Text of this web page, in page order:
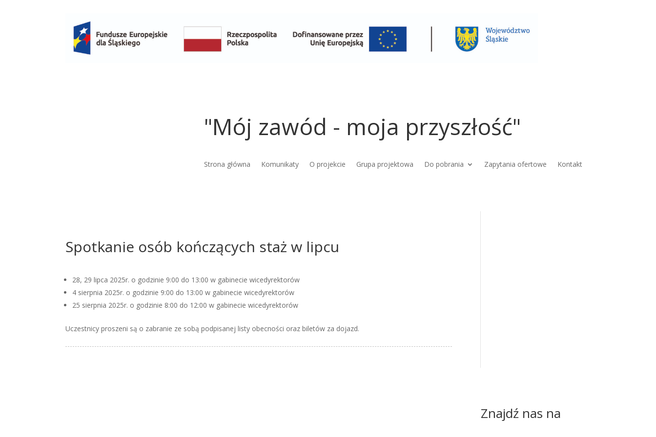
"Mój zawód - moja przyszłość"
Strona główna Komunikaty O projekcie Grupa projektowa Do pobrania Zapytania ofertowe Kontakt
Spotkanie osób kończących staż w lipcu
28, 29 lipca 2025r. o godzinie 9:00 do 13:00 w gabinecie wicedyrektorów
4 sierpnia 2025r. o godzinie 9:00 do 13:00 w gabinecie wicedyrektorów
25 sierpnia 2025r. o godzinie 8:00 do 12:00 w gabinecie wicedyrektorów
Uczestnicy proszeni są o zabranie ze sobą podpisanej listy obecności oraz biletów za dojazd.
Znajdź nas na